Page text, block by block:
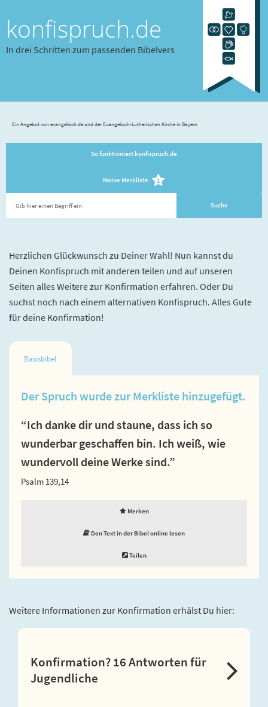
konfispruch.de
In drei Schritten zum passenden Bibelvers
Ein Angebot von evangelisch.de und der Evangelisch-Lutherischen Kirche in Bayern
So funktioniert konfispruch.de
Meine Merkliste 1
Herzlichen Glückwunsch zu Deiner Wahl! Nun kannst du
Deinen Konfispruch mit anderen teilen und auf unseren
Seiten alles Weitere zur Konfirmation erfahren. Oder Du
suchst noch nach einem alternativen Konfispruch. Alles Gute
für deine Konfirmation!
Basisbibel
Der Spruch wurde zur Merkliste hinzugefügt.
“Ich danke dir und staune, dass ich so
wunderbar geschaffen bin. Ich weiß, wie
wundervoll deine Werke sind.”
Psalm 139,14
Merken
Den Text in der Bibel online lesen
Teilen
Weitere Informationen zur Konfirmation erhälst Du hier:
Konfirmation? 16 Antworten für
Jugendliche